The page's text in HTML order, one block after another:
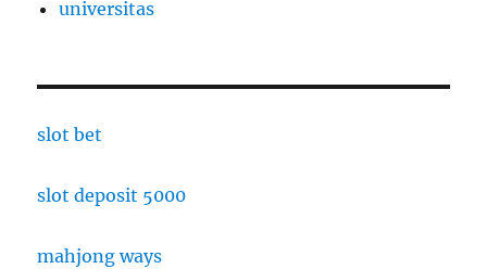
universitas
slot bet
slot deposit 5000
mahjong ways